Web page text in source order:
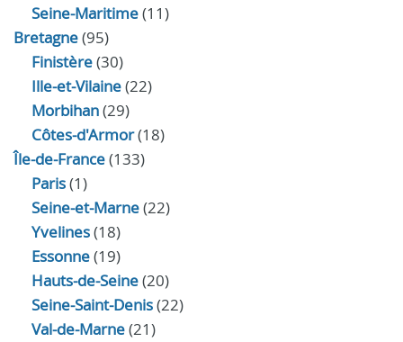
Seine-Maritime(11)
Bretagne(95)
Finistère(30)
Ille-et-Vilaine(22)
Morbihan(29)
Côtes-d'Armor(18)
Île-de-France(133)
Paris(1)
Seine-et-Marne(22)
Yvelines(18)
Essonne(19)
Hauts-de-Seine(20)
Seine-Saint-Denis(22)
Val-de-Marne(21)